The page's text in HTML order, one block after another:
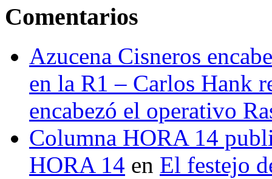
Comentarios
Azucena Cisneros
en la R1 – Carlos Hank
encabezó el operativo
Columna HORA 14
HORA 14 en El festejo